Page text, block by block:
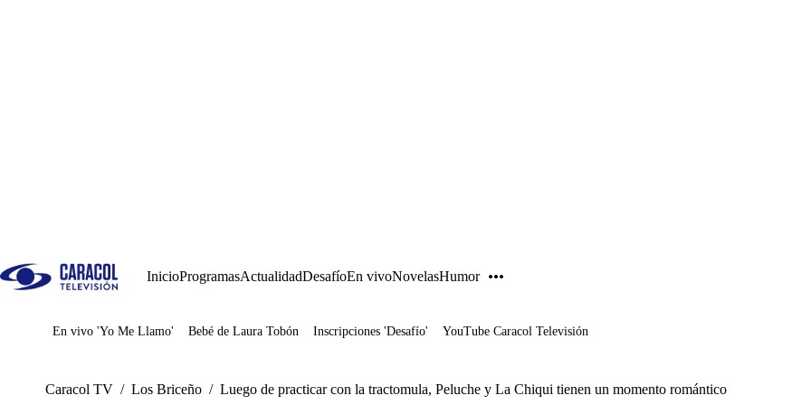
InicioProgramasActualidadDesafíoEn vivoNovelasHumor
Juegos
En vivo 'Yo Me Llamo' Bebé de Laura Tobón Inscripciones 'Desafío' YouTube Caracol Televisión
Caracol TV / Los Briceño / Luego de practicar con la tractomula, Peluche y La Chiqui tienen un momento romántico